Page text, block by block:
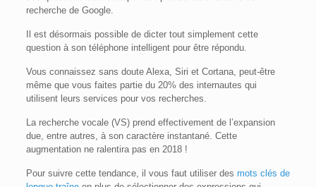
recherche de Google.
Il est désormais possible de dicter tout simplement cette
question à son téléphone intelligent pour être répondu.
Vous connaissez sans doute Alexa, Siri et Cortana, peut-être
même que vous faites partie du 20% des internautes qui
utilisent leurs services pour vos recherches.
La recherche vocale (VS) prend effectivement de l’expansion
due, entre autres, à son caractère instantané. Cette
augmentation ne ralentira pas en 2018 !
Pour suivre cette tendance, il vous faut utiliser des mots clés de